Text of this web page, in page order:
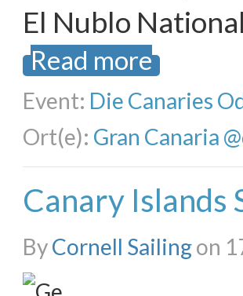
El Nublo
Read more
Event: Die Canaries
Ort(e): Gran Canaria
Canary Islands
ByCornell Sailingon